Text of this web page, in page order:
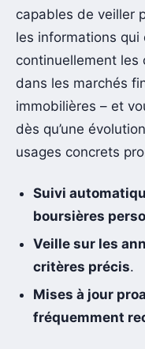
capables de veiller
les informations
continuellement les
dans les marchés
immobilières – et
dès qu’une
usages concrets
Suivi
boursières
Veille sur les
critères précis.
Mises à jour
fréquemment